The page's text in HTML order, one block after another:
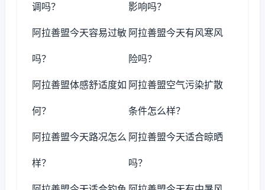
调吗？ 影响吗？
阿拉善盟今天容易过敏
吗？
阿拉善盟今天有风寒风
险吗？
阿拉善盟体感舒适度如
何？
阿拉善盟空气污染扩散
条件怎么样？
阿拉善盟今天路况怎么
样？
阿拉善盟今天适合晾晒
吗？